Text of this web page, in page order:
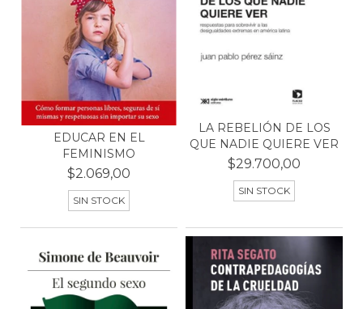
EDUCAR EN EL
FEMINISMO
$2.069,00
SIN STOCK
LA REBELIÓN DE LOS
QUE NADIE QUIERE VER
$29.700,00
SIN STOCK